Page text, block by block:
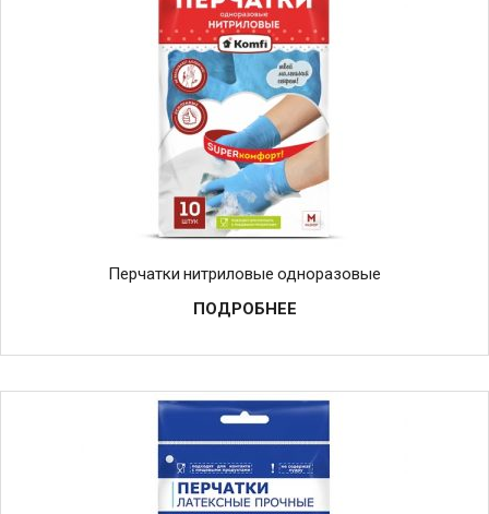
Перчатки нитриловые одноразовые
ПОДРОБНЕЕ